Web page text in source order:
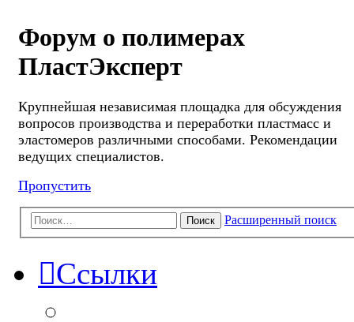
Форум о полимерах
ПластЭксперт
Крупнейшая независимая площадка для обсуждения
вопросов производства и переработки пластмасс и
эластомеров различными способами. Рекомендации
ведущих специалистов.
Пропустить
Поиск Расширенный поиск
Ссылки